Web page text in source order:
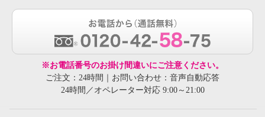
※お電話番号のお掛け間違いにご注意ください。
ご注文：24時間｜お問い合わせ：音声自動応答
24時間／オペレーター対応 9:00～21:00